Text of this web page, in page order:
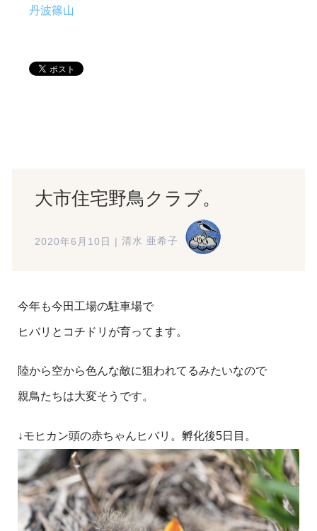
丹波篠山
大市住宅野鳥クラブ。
2020年6月10日 | 清水 亜希子
今年も今田工場の駐車場で
ヒバリとコチドリが育ってます。
陸から空から色んな敵に狙われてるみたいなので
親鳥たちは大変そうです。
↓モヒカン頭の赤ちゃんヒバリ。孵化後5日目。